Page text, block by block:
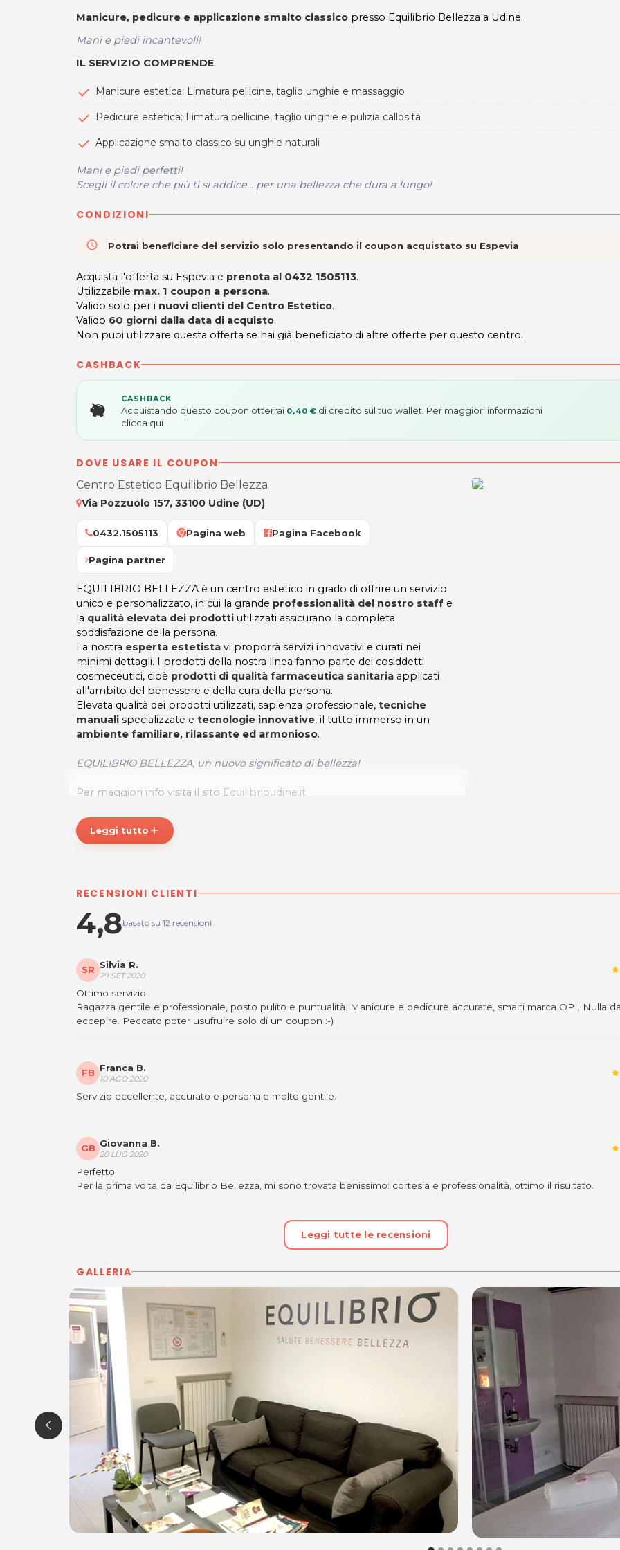
Manicure, pedicure e applicazione smalto classico presso Equilibrio Bellezza a Udine.
Mani e piedi incantevoli!
IL SERVIZIO COMPRENDE:
Manicure estetica: Limatura pellicine, taglio unghie e massaggio
Pedicure estetica: Limatura pellicine, taglio unghie e pulizia callosità
Applicazione smalto classico su unghie naturali
Mani e piedi perfetti!
Scegli il colore che più ti si addice... per una bellezza che dura a lungo!
CONDIZIONI
access_time Potrai beneficiare del servizio solo presentando il coupon acquistato su Espevia
Acquista l'offerta su Espevia e prenota al 0432 1505113.
Utilizzabile max. 1 coupon a persona.
Valido solo per i nuovi clienti del Centro Estetico.
Valido 60 giorni dalla data di acquisto.
Non puoi utilizzare questa offerta se hai già beneficiato di altre offerte per questo centro.
CASHBACK
CASHBACK
Acquistando questo coupon otterrai 0,40 € di credito sul tuo wallet. Per maggiori informazioni
clicca qui
DOVE USARE IL COUPON
Centro Estetico Equilibrio Bellezza
Via Pozzuolo 157, 33100 Udine (UD)
0432.1505113 Pagina web Pagina Facebook
Pagina partner
EQUILIBRIO BELLEZZA è un centro estetico in grado di offrire un servizio
unico e personalizzato, in cui la grande professionalità del nostro staff e
la qualità elevata dei prodotti utilizzati assicurano la completa
soddisfazione della persona.
La nostra esperta estetista vi proporrà servizi innovativi e curati nei
minimi dettagli. I prodotti della nostra linea fanno parte dei cosiddetti
cosmeceutici, cioè prodotti di qualità farmaceutica sanitaria applicati
all'ambito del benessere e della cura della persona.
Elevata qualità dei prodotti utilizzati, sapienza professionale, tecniche
manuali specializzate e tecnologie innovative, il tutto immerso in un
ambiente familiare, rilassante ed armonioso.
EQUILIBRIO BELLEZZA, un nuovo significato di bellezza!
Per maggiori info visita il sito Equilibrioudine.it
*Prezzi di listino verificati in data 26/02/2018
Mer 12.00-20.00
Ven 11.00-19.00
Via Pozzuolo 157
33100 Udine
Tel. 0432 1505113
P.IVA 02898110305
Leggi tutto add
RECENSIONI CLIENTI
4,8basato su 12 recensioni
SR Silvia R.
29 SET 2020
star
Ottimo servizio
Ragazza gentile e professionale, posto pulito e puntualità. Manicure e pedicure accurate, smalti marca OPI. Nulla da
eccepire. Peccato poter usufruire solo di un coupon :-)
FB Franca B.
10 AGO 2020
star
Servizio eccellente, accurato e personale molto gentile.
GB Giovanna B.
20 LUG 2020
star
Perfetto
Per la prima volta da Equilibrio Bellezza, mi sono trovata benissimo: cortesia e professionalità, ottimo il risultato.
Leggi tutte le recensioni
GALLERIA